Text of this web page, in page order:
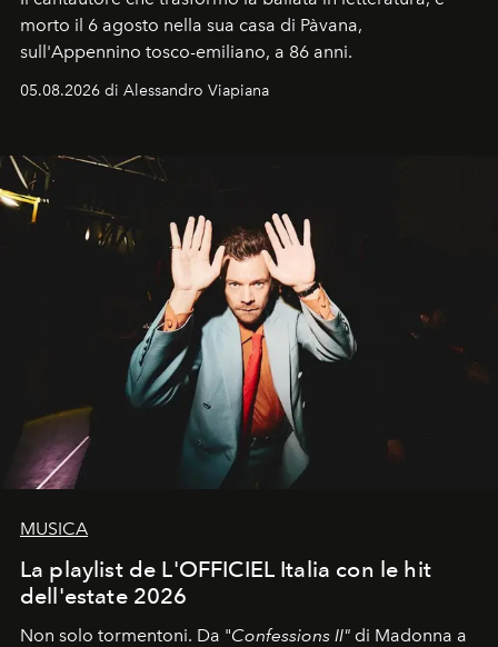
morto il 6 agosto nella sua casa di Pàvana,
sull'Appennino tosco-emiliano, a 86 anni.
05.08.2026 di Alessandro Viapiana
MUSICA
La playlist de L'OFFICIEL Italia con le hit
dell'estate 2026
Non solo tormentoni. Da "Confessions II" di Madonna a